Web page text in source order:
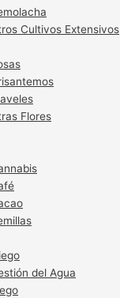
Cultivos Extensivos
Flores
del Agua